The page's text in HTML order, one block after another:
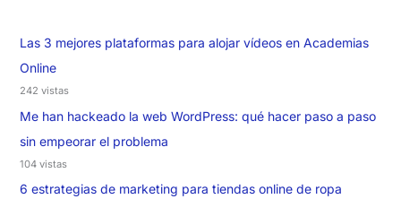
Las 3 mejores plataformas para alojar vídeos en Academias
Online
242 vistas
Me han hackeado la web WordPress: qué hacer paso a paso
sin empeorar el problema
104 vistas
6 estrategias de marketing para tiendas online de ropa